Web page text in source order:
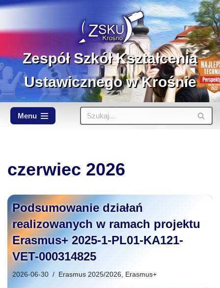
Zespół Szkół Kształcenia
Ustawicznego w Krośnie
Menu
czerwiec 2026
Podsumowanie działań
realizowanych w ramach projektu
Erasmus+ 2025-1-PL01-KA121-
VET-000314825
2026-06-30 Erasmus 2025/2026, Erasmus+